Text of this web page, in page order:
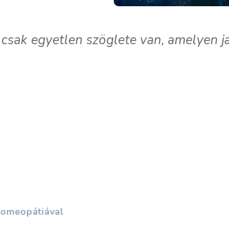
egyetlen szöglete van, amelyen